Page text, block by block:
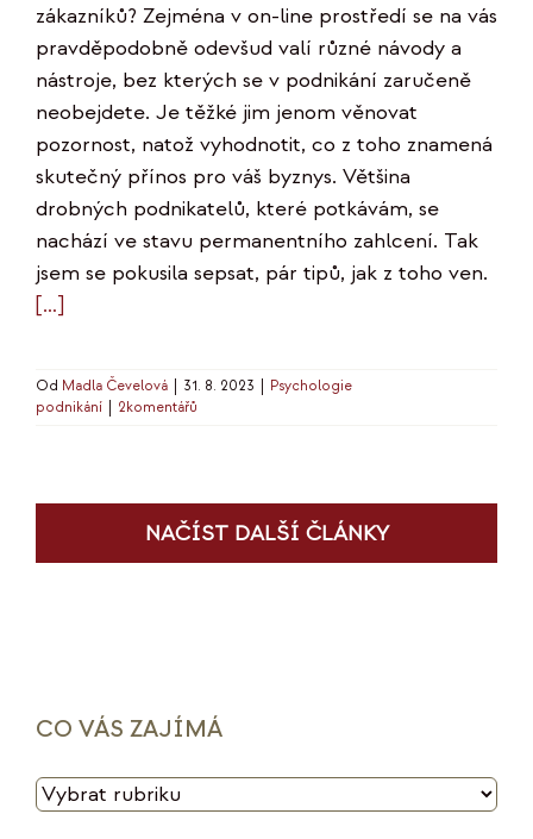
zákazníků? Zejména v on-line prostředí se na vás
pravděpodobně odevšud valí různé návody a
nástroje, bez kterých se v podnikání zaručeně
neobejdete. Je těžké jim jenom věnovat
pozornost, natož vyhodnotit, co z toho znamená
skutečný přínos pro váš byznys. Většina
drobných podnikatelů, které potkávám, se
nachází ve stavu permanentního zahlcení. Tak
jsem se pokusila sepsat, pár tipů, jak z toho ven.
[…]
Od Madla Čevelová 31. 8. 2023
Psychologie
podnikání
2komentářů
NAČÍST DALŠÍ ČLÁNKY
CO VÁS ZAJÍMÁ
CO